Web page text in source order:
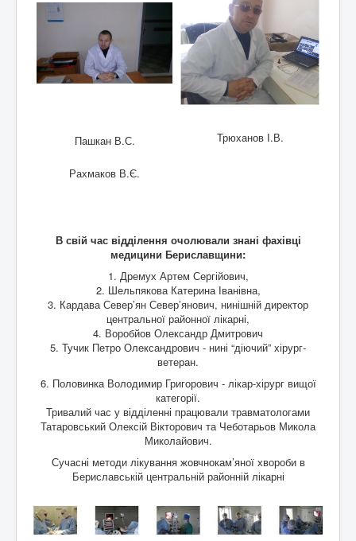
Пашкан В.С. Трюханов І.В.
Рахмаков В.Є.
В свій час відділення очолювали знані фахівці
медицини Бериславщини:
1. Дремух Артем Сергійович,
2. Шельпякова Катерина Іванівна,
3. Кардава Север’ян Север’янович, нинішній директор
центральної районної лікарні,
4. Воробйов Олександр Дмитрович
5. Тучик Петро Олександрович - нині “діючий” хірург-
ветеран.
6. Половинка Володимир Григорович - лікар-хірург вищої
категорії.
Тривалий час у відділенні працювали травматологами
Татаровський Олексій Вікторович та Чеботарьов Микола
Миколайович.
Сучасні методи лікування жовчнокам’яної хвороби в
Бериславській центральній районній лікарні